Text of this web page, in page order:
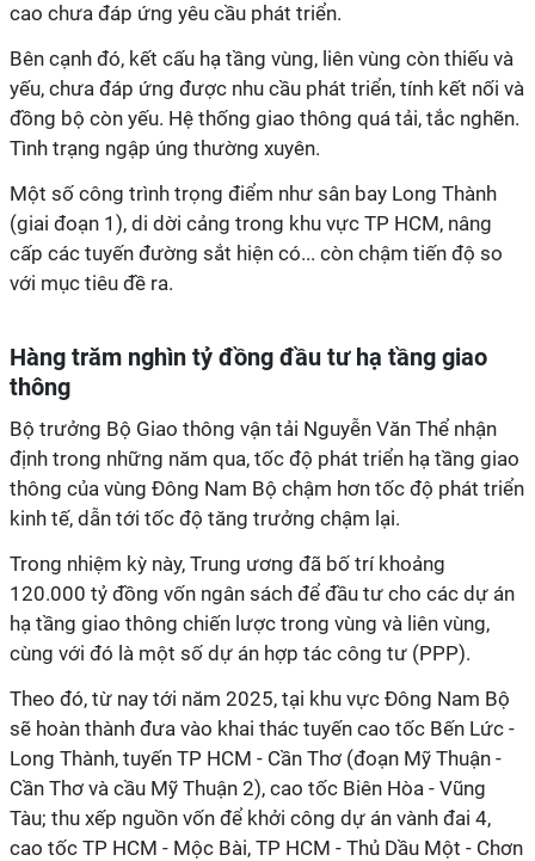
cao chưa đáp ứng yêu cầu phát triển.
Bên cạnh đó, kết cấu hạ tầng vùng, liên vùng còn thiếu và
yếu, chưa đáp ứng được nhu cầu phát triển, tính kết nối và
đồng bộ còn yếu. Hệ thống giao thông quá tải, tắc nghẽn.
Tình trạng ngập úng thường xuyên.
Một số công trình trọng điểm như sân bay Long Thành
(giai đoạn 1), di dời cảng trong khu vực TP HCM, nâng
cấp các tuyến đường sắt hiện có... còn chậm tiến độ so
với mục tiêu đề ra.
Hàng trăm nghìn tỷ đồng đầu tư hạ tầng giao
thông
Bộ trưởng Bộ Giao thông vận tải Nguyễn Văn Thể nhận
định trong những năm qua, tốc độ phát triển hạ tầng giao
thông của vùng Đông Nam Bộ chậm hơn tốc độ phát triển
kinh tế, dẫn tới tốc độ tăng trưởng chậm lại.
Trong nhiệm kỳ này, Trung ương đã bố trí khoảng
120.000 tỷ đồng vốn ngân sách để đầu tư cho các dự án
hạ tầng giao thông chiến lược trong vùng và liên vùng,
cùng với đó là một số dự án hợp tác công tư (PPP).
Theo đó, từ nay tới năm 2025, tại khu vực Đông Nam Bộ
sẽ hoàn thành đưa vào khai thác tuyến cao tốc Bến Lức -
Long Thành, tuyến TP HCM - Cần Thơ (đoạn Mỹ Thuận -
Cần Thơ và cầu Mỹ Thuận 2), cao tốc Biên Hòa - Vũng
Tàu; thu xếp nguồn vốn để khởi công dự án vành đai 4,
cao tốc TP HCM - Mộc Bài, TP HCM - Thủ Dầu Một - Chơn